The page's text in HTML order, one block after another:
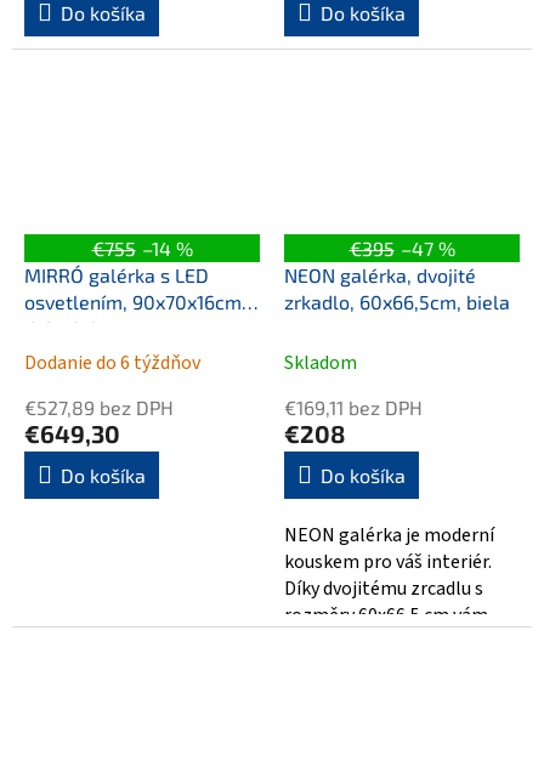
Do košíka Do košíka
€755 –14 %
MIRRÓ galérka s LED
osvetlením, 90x70x16cm,
dub Alabama
Dodanie do 6 týždňov
€527,89 bez DPH
€649,30
Do košíka
€395 –47 %
NEON galérka, dvojité
zrkadlo, 60x66,5cm, biela
Skladom
€169,11 bez DPH
€208
Do košíka
NEON galérka je moderní
kouskem pro váš interiér.
Díky dvojitému zrcadlu s
rozměry 60x66,5 cm vám